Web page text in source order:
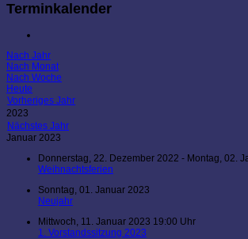
Terminkalender
Nach Jahr
Nach Monat
Nach Woche
Heute
Vorheriges Jahr
2023
Nächstes Jahr
Januar 2023
Donnerstag, 22. Dezember 2022 - Montag, 02.
Weihnachtsferien
Sonntag, 01. Januar 2023
Neujahr
Mittwoch, 11. Januar 2023 19:00 Uhr
1. Vorstandssitzung 2023